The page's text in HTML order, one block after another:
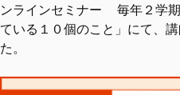
ンラインセミナー 毎年２学
ている１０個のこと」にて、
た。